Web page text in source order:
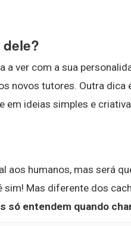
a ver com a sua
novos tutores. Outra dica
em ideias simples e
aos humanos, mas será
Mas diferente dos
só entendem quando